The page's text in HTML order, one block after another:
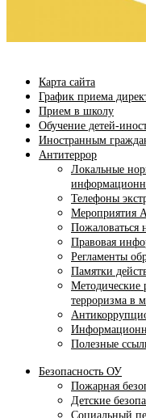
Карта сайта
График приема
Прием в школу
Обучение детей-
Иностранным
Антитеррор
Локальные
Телефоны
Мероприятия
Пожаловаться
Правовая
Регламенты
Памятки
Методические
терроризма в
Полезные
Безопасность ОУ
Пожарная
Детские
Социальный